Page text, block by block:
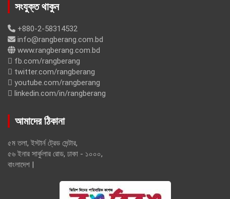
সংযুক্ত থাকুন
+880-2-58314532
info@rangberang.com.bd
www.rangberang.com.bd
fb.com/rangberang
twitter.com/rangberang
youtube.com/rangberang
linkedin.com/in/rangberang
আমাদের ঠিকানা
৫ম তলা, ইস্টার্ন ট্রেড সেন্টার,
৫৬ ইনার সার্কুলার রোড, ঢাকা - ১০০০,
বাংলাদেশ |